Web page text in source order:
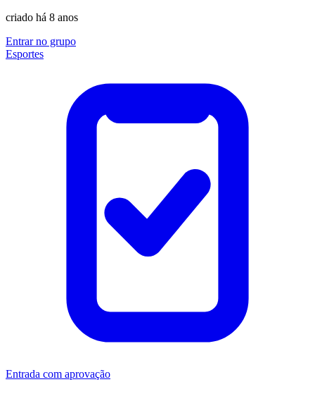
criado há 8 anos
Entrar no grupo
Esportes
Entrada com aprovação